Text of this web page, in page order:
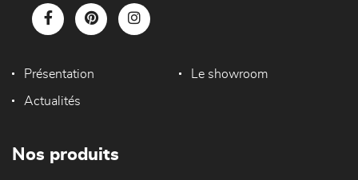
Présentation Le showroom
Actualités
Nos produits